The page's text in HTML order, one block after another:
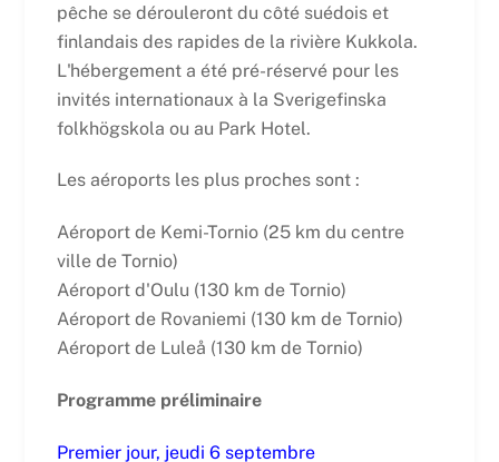
pêche se dérouleront du côté suédois et
finlandais des rapides de la rivière Kukkola.
L'hébergement a été pré-réservé pour les
invités internationaux à la Sverigefinska
folkhögskola ou au Park Hotel.
Les aéroports les plus proches sont :
Aéroport de Kemi-Tornio (25 km du centre
ville de Tornio)
Aéroport d'Oulu (130 km de Tornio)
Aéroport de Rovaniemi (130 km de Tornio)
Aéroport de Luleå (130 km de Tornio)
Programme préliminaire
Premier jour, jeudi 6 septembre